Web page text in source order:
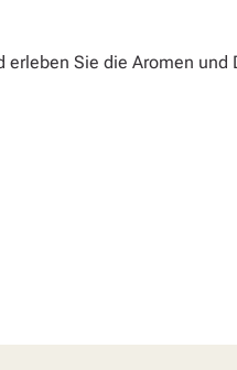
Sie die Aromen und